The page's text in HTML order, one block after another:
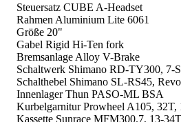
Steuersatz CUBE A-Headset
Rahmen Aluminium Lite 6061
Größe 20"
Gabel Rigid Hi-Ten fork
Bremsanlage Alloy V-Brake
Schaltwerk Shimano RD-TY300, 7-
Schalthebel Shimano SL-RS45,
Innenlager Thun PASO-ML BSA
Kurbelgarnitur Prowheel A105, 32T,
Kassette Sunrace MFM300.7, 13-34T